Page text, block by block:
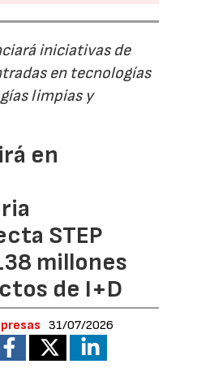
iniciativas de
en tecnologías
limpias y
en
STEP
millones
de I+D
31/07/2026